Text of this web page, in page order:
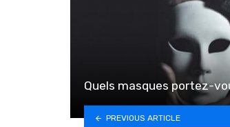
Quels masques portez-
PREVIOUS ARTICLE